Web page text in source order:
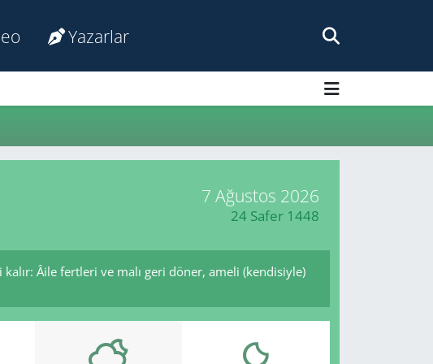
Yazarlar
7 Ağustos 2026
24 Safer 1448
Âile fertleri ve malı geri döner, ameli (kendisiyle)